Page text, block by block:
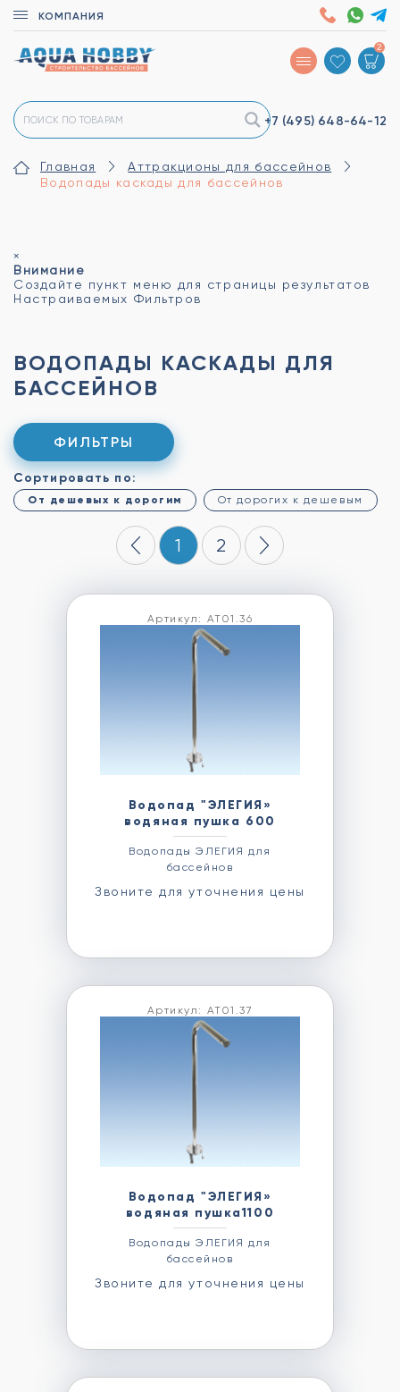
КОМПАНИЯ
+7 (495) 648-64-12
2
Главная
Аттракционы для бассейнов
Водопады каскады для бассейнов
×
Внимание
Создайте пункт меню для страницы результатов
Настраиваемых Фильтров
ВОДОПАДЫ КАСКАДЫ ДЛЯ
БАССЕЙНОВ
ФИЛЬТРЫ
Сортировать по:
От дешевых к дорогим От дорогих к дешевым
1 2
Артикул: АТ01.36
Водопад "ЭЛЕГИЯ»
водяная пушка 600
Водопады ЭЛЕГИЯ для
бассейнов
Звоните для уточнения цены
Артикул: АТ01.37
Водопад "ЭЛЕГИЯ»
водяная пушка1100
Водопады ЭЛЕГИЯ для
бассейнов
Звоните для уточнения цены